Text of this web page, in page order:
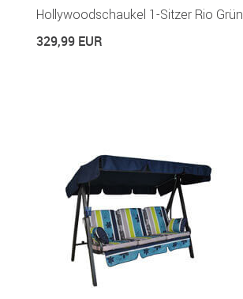
Hollywoodschaukel 1-Sitzer Rio Grün
329,99 EUR